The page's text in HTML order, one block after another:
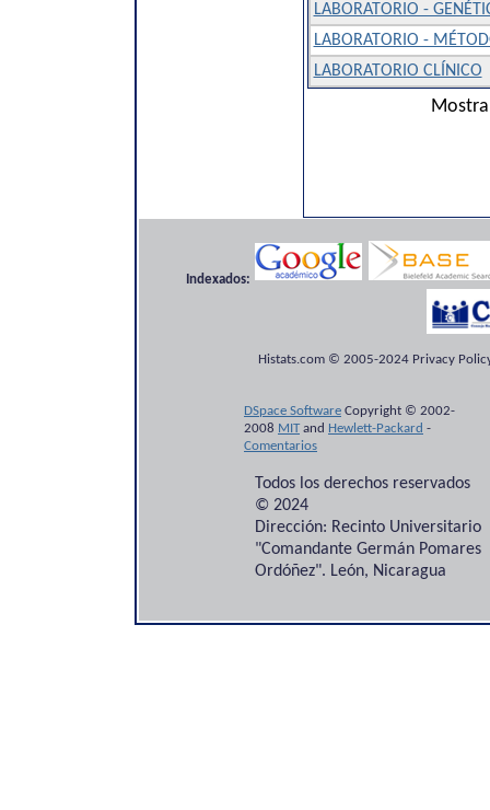
LABORATORIO -
LABORATORIO -
LABORATORIO CLÍNICO
Indexados:
Histats.com © 2005-2024 Privacy
DSpace Software Copyright © 2002-
2008 MITand Hewlett-Packard -
Comentarios
Todos los derechos reservados
© 2024
Dirección: Recinto Universitario
"Comandante Germán Pomares
Ordóñez". León, Nicaragua